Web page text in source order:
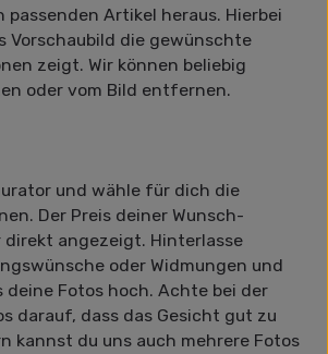
passenden Artikel heraus. Hierbei
Vorschaubild die gewünschte
zeigt. Wir können beliebig
oder vom Bild entfernen.
und wähle für dich die
Der Preis deiner Wunsch-
direkt angezeigt. Hinterlasse
oder Widmungen und
deine Fotos hoch. Achte bei der
darauf, dass das Gesicht gut zu
kannst du uns auch mehrere Fotos